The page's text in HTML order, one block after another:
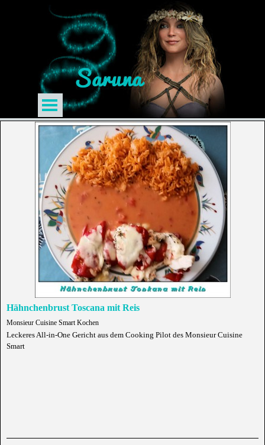
Hähnchenbrust Toscana mit Reis
Monsieur Cuisine Smart Kochen
Leckeres All-in-One Gericht aus dem Cooking Pilot des Monsieur Cuisine
Smart